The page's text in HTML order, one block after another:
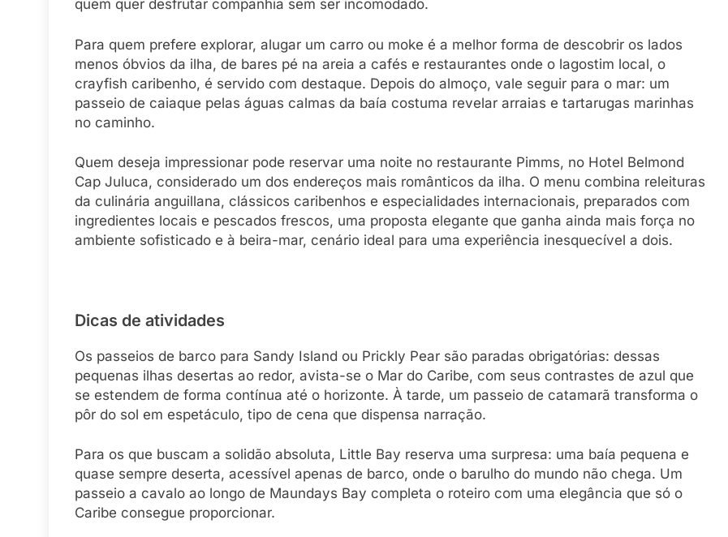
quem quer desfrutar companhia sem ser incomodado.
Para quem prefere explorar, alugar um carro ou moke é a melhor forma de descobrir os lados
menos óbvios da ilha, de bares pé na areia a cafés e restaurantes onde o lagostim local, o
crayfish caribenho, é servido com destaque. Depois do almoço, vale seguir para o mar: um
passeio de caiaque pelas águas calmas da baía costuma revelar arraias e tartarugas marinhas
no caminho.
Quem deseja impressionar pode reservar uma noite no restaurante Pimms, no Hotel Belmond
Cap Juluca, considerado um dos endereços mais românticos da ilha. O menu combina releituras
da culinária anguillana, clássicos caribenhos e especialidades internacionais, preparados com
ingredientes locais e pescados frescos, uma proposta elegante que ganha ainda mais força no
ambiente sofisticado e à beira-mar, cenário ideal para uma experiência inesquecível a dois.
Dicas de atividades
Os passeios de barco para Sandy Island ou Prickly Pear são paradas obrigatórias: dessas
pequenas ilhas desertas ao redor, avista-se o Mar do Caribe, com seus contrastes de azul que
se estendem de forma contínua até o horizonte. À tarde, um passeio de catamarã transforma o
pôr do sol em espetáculo, tipo de cena que dispensa narração.
Para os que buscam a solidão absoluta, Little Bay reserva uma surpresa: uma baía pequena e
quase sempre deserta, acessível apenas de barco, onde o barulho do mundo não chega. Um
passeio a cavalo ao longo de Maundays Bay completa o roteiro com uma elegância que só o
Caribe consegue proporcionar.